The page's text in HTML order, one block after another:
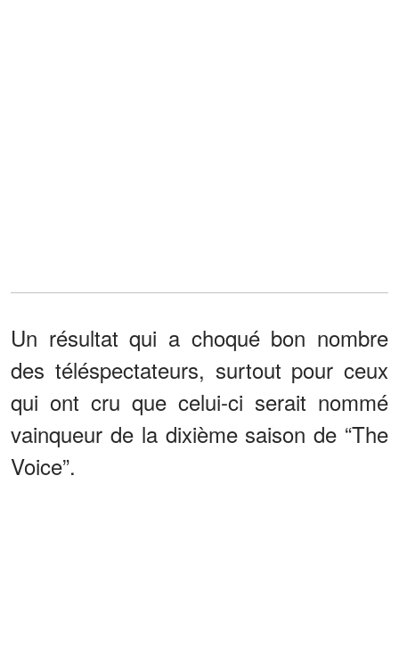
Un résultat qui a choqué bon nombre
des téléspectateurs, surtout pour ceux
qui ont cru que celui-ci serait nommé
vainqueur de la dixième saison de “The
Voice”.